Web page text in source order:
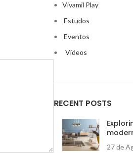
Vivamil Play
Estudos
Eventos
Vídeos
RECENT POSTS
27 de